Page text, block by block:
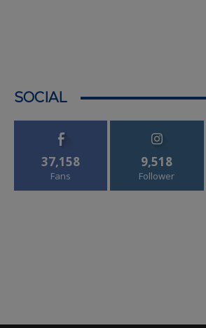
SOCIAL
37,158
Fans
9,518
Follower